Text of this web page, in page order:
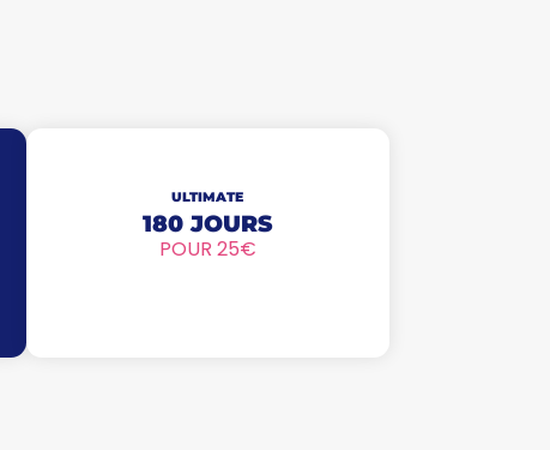
ULTIMATE
180 JOURS
POUR 25€